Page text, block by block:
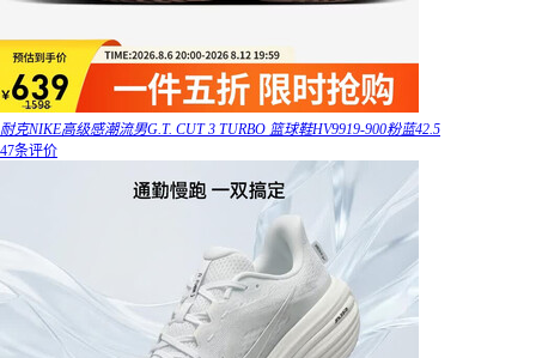
耐克NIKE高级感潮流男G.T. CUT 3 TURBO 篮球鞋HV9919-900粉蓝42.5
47条评价